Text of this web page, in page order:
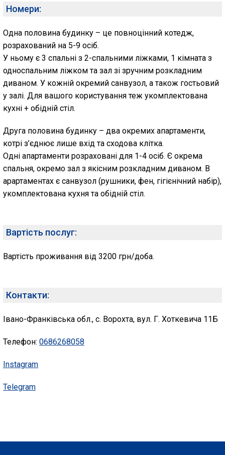
Номери:
Одна половина будинку – це повноцінний котедж,
розрахований на 5-9 осіб.
У ньому є 3 спальні з 2-спальними ліжками, 1 кімната з
односпальним ліжком та зал зі зручним розкладним
диваном. У кожній окремий санвузол, а також гостьовий
у залі. Для вашого користування теж укомплектована
кухні + обідній стіл.
Друга половина будинку – два окремих апартаменти,
котрі з’єднює лише вхід та сходова клітка.
Одні апартаменти розраховані для 1-4 осіб. Є окрема
спальня, окремо зал з якісним розкладним диваном. В
арартаментах є санвузол (рушники, фен, гігієнічний набір),
укомплектована кухня та обідній стіл.
Вартість послуг:
Вартість проживання від 3200 грн/доба.
Контакти:
Івано-Франківська обл., с. Ворохта, вул. Г. Хоткевича 11Б
Телефон: 0686268058
Instagram
Telegram